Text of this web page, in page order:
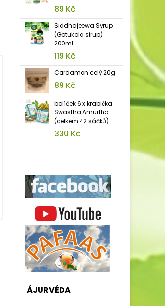
89 Kč
Siddhajeewa Syrup
(Gotukola sirup)
200ml
119 Kč
Cardamon celý 20g
89 Kč
balíček 6 x krabička
Swastha Amurtha
(celkem 42 sáčků)
330 Kč
ÁJURVÉDA